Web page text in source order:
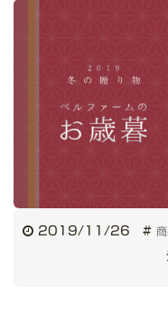
2019/11/26 #